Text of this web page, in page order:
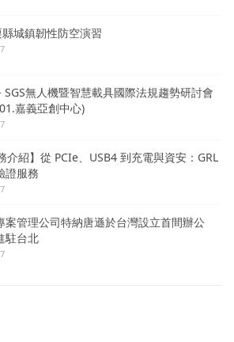
城鎮韌性防空演習
SGS無人機暨智慧載具國際法規趨勢研討會
嘉義亞創中心)
介紹】從 PCIe、USB4 到充電與資安：GRL
證服務
案管理公司特納唐遜於台灣設立首間辦公
駐台北